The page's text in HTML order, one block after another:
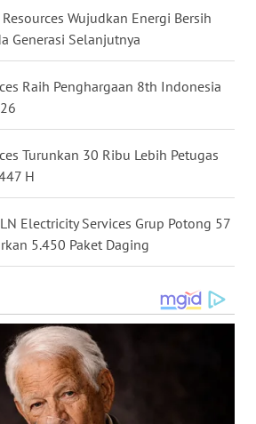
Wujudkan Energi Bersih
Generasi Selanjutnya
Raih Penghargaan 8th Indonesia
Turunkan 30 Ribu Lebih Petugas
H
Electricity Services Grup Potong 57
5.450 Paket Daging